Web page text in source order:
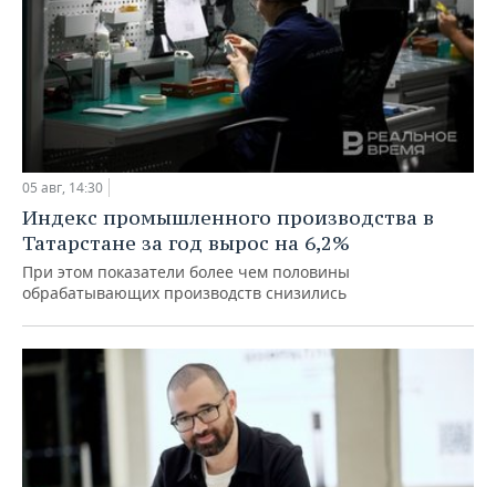
05 авг, 14:30
Индекс промышленного производства в
Татарстане за год вырос на 6,2%
При этом показатели более чем половины
обрабатывающих производств снизились